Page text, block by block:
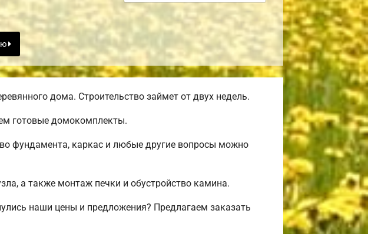
дома. Строительство займет от двух недель.
готовые домокомплекты.
фундамента, каркас и любые другие вопросы можно
а также монтаж печки и обустройство камина.
наши цены и предложения? Предлагаем заказать